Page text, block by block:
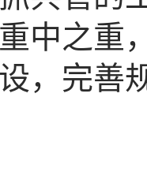
中之重
，完善